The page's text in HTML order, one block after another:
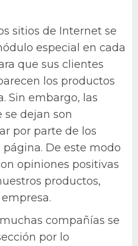
sitios de Internet se
especial en cada
que sus clientes
los productos
Sin embargo, las
se dejan son
por parte de los
De este modo
opiniones positivas
productos,
compañías se
por lo